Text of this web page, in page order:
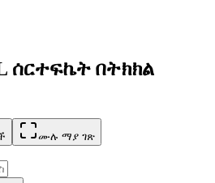
ሰርተፍኬት በትክክል
ሙሉ ማያ ገጽ